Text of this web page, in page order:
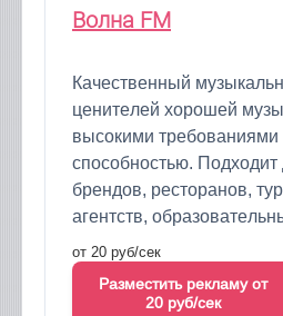
Волна FM
Качественный
ценителей хорошей
высокими требованиями
способностью.
брендов, ресторанов,
агентств,
от 20 руб/сек
Разместить рекламу от
20 руб/сек